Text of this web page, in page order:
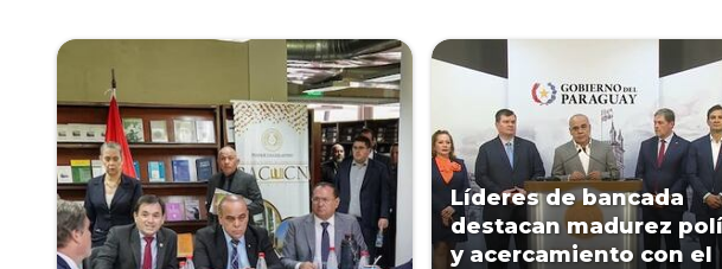
Líderes de bancada
destacan madurez
y acercamiento con el